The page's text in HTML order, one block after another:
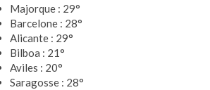
Majorque : 29°
Barcelone : 28°
Alicante : 29°
Bilboa : 21°
Aviles : 20°
Saragosse : 28°